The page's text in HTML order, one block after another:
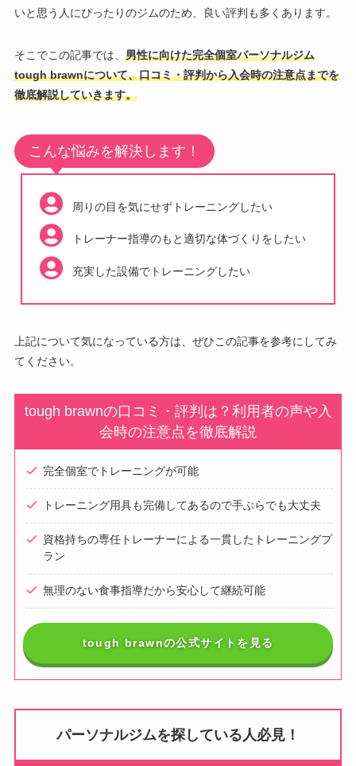
いと思う人にぴったりのジムのため、良い評判も多くあります。
そこでこの記事では、 男性に向けた完全個室パーソナルジム
tough brawnについて、口コミ・評判から入会時の注意点までを
徹底解説していきます。
こんな悩みを解決します！
周りの目を気にせずトレーニングしたい
トレーナー指導のもと適切な体づくりをしたい
充実した設備でトレーニングしたい
上記について気になっている方は、ぜひこの記事を参考にしてみ
てください。
tough brawnの口コミ・評判は？利用者の声や入
会時の注意点を徹底解説
完全個室でトレーニングが可能
トレーニング用具も完備してあるので手ぶらでも大丈夫
資格持ちの専任トレーナーによる一貫したトレーニングプ
ラン
無理のない食事指導だから安心して継続可能
tough brawnの公式サイトを見る
パーソナルジムを探している人必見！